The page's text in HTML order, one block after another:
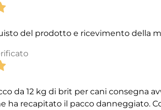
del prodotto e ricevimento della
da 12 kg di brit per cani consegna
ha recapitato il pacco danneggiato.